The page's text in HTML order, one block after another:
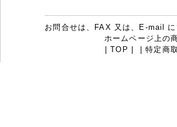
お問合せは、FAX 又は、E-mail
ホームページ上の
|TOP |特定商